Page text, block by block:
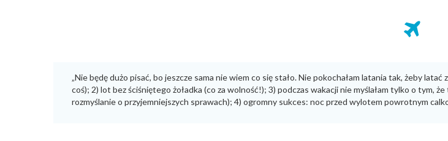
„Nie będę dużo pisać, bo jeszcze sama nie wiem co się stało. Nie pokochałam latania tak, żeby
coś); 2) lot bez ściśniętego żoładka (co za wolność!); 3) podczas wakacji nie myślałam tylko o tym,
rozmyślanie o przyjemniejszych sprawach); 4) ogromny sukces: noc przed wylotem powrotnym